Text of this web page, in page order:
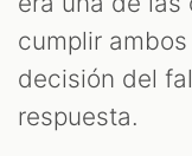
cumplir
decisión del
respuesta.